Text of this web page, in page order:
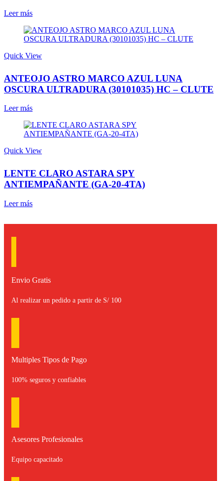
Leer más
Quick View
ANTEOJO ASTRO MARCO AZUL LUNA
OSCURA ULTRADURA (30101035) HC – CLUTE
Leer más
Quick View
LENTE CLARO ASTARA SPY
ANTIEMPAÑANTE (GA-20-4TA)
Leer más
Envio Gratis
Al realizar un pedido a partir de S/ 100
Multiples Tipos de Pago
100% seguros y confiables
Asesores Profesionales
Equipo capacitado